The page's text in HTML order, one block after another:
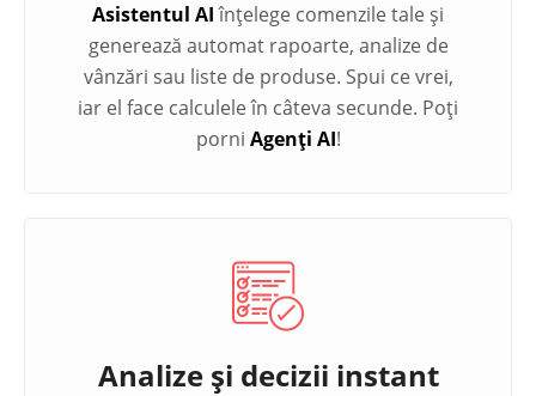
Asistentul AIînțelege comenzile tale și
generează automat rapoarte, analize de
vânzări sau liste de produse. Spui ce vrei,
iar el face calculele în câteva secunde. Poți
porni Agenți AI!
Analize și decizii instant